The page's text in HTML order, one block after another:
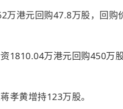
万港元回购47.8万股，回购
1810.04万港元回购450万
孝黄增持123万股。